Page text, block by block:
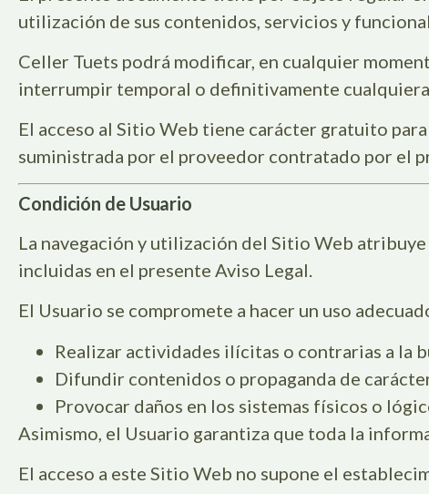
utilización de sus contenidos, servicios y
Celler Tuets podrá modificar, en cualquier
interrumpir temporal o definitivamente
El acceso al Sitio Web tiene carácter gratuito
suministrada por el proveedor contratado por el
Condición de Usuario
La navegación y utilización del Sitio Web
incluidas en el presente Aviso Legal.
El Usuario se compromete a hacer un uso
Realizar actividades ilícitas o contrarias a la
Difundir contenidos o propaganda de
Provocar daños en los sistemas físicos o
Asimismo, el Usuario garantiza que toda la
El acceso a este Sitio Web no supone el